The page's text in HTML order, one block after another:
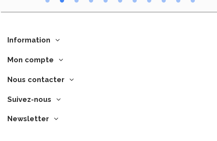
Information
Mon compte
Nous contacter
Suivez-nous
Newsletter